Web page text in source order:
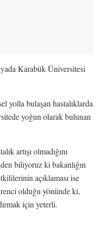
Karabük Üniversitesi
yolla bulaşan hastalıklarda
yoğun olarak bulunan
artışı olmadığını
biliyoruz ki bakanlığın
açıklaması ise
olduğu yönünde ki,
için yeterli.